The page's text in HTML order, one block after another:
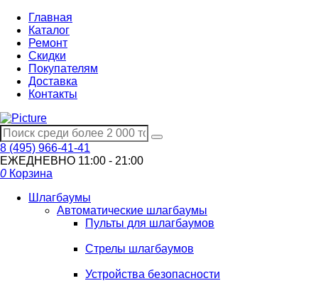
Главная
Каталог
Ремонт
Скидки
Покупателям
Доставка
Контакты
8 (495) 966-41-41
ЕЖЕДНЕВНО 11:00 - 21:00
0 Корзина
Шлагбаумы
Автоматические шлагбаумы
Пульты для шлагбаумов
Стрелы шлагбаумов
Устройства безопасности